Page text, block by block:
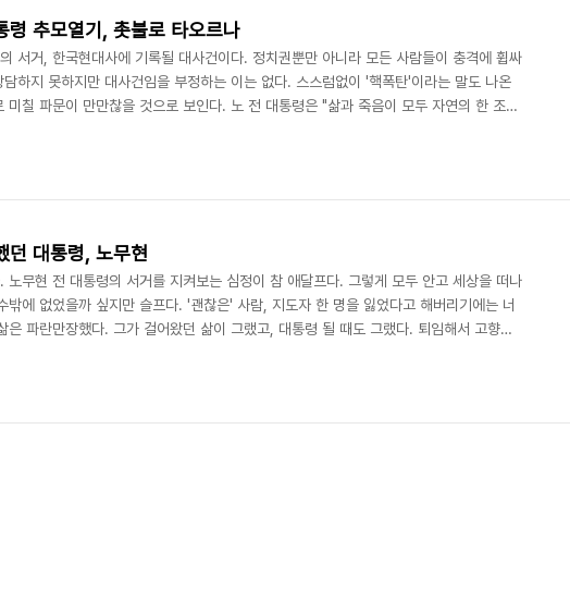
령 추모열기, 촛불로 타오르나
서거, 한국현대사에 기록될 대사건이다. 정치권뿐만 아니라 모든 사람들이 충격에 휩싸
하지 못하지만 대사건임을 부정하는 이는 없다. 스스럼없이 '핵폭탄'이라는 말도 나온
미칠 파문이 만만찮을 것으로 보인다. 노 전 대통령은 "삶과 죽음이 모두 자연의 한 조각
나 계획을 피하고 있다. 장례기간에는 슬픔을 달래고 고인의 명복을 비는 데만 몰두하자는
핵심단어들만 나열해보면 이렇다. 당장에는 '추모와 촛불'로 시작해 6월 ..
던 대통령, 노무현
노무현 전 대통령의 서거를 지켜보는 심정이 참 애달프다. 그렇게 모두 안고 세상을 떠나
밖에 없었을까 싶지만 슬프다. '괜찮은' 사람, 지도자 한 명을 잃었다고 해버리기에는 너
은 파란만장했다. 그가 걸어왔던 삶이 그랬고, 대통령 될 때도 그랬다. 퇴임해서 고향으
다. 발가락 양말에 슬리퍼 신은 그의 모습은 더 정겹게 다가왔다. 마을 상점에서 담배를 문
력을 자본에 내준 그가 싫었다. 잘못한 것도 있지만 한국 역..